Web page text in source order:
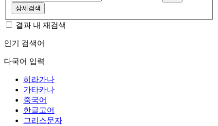
상세검색
결과 내 재검색
인기 검색어
다국어 입력
히라가나
가타카나
중국어
한글고어
그리스문자